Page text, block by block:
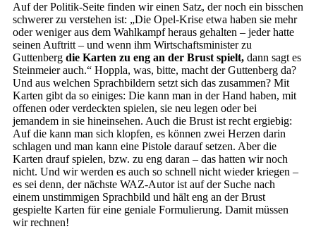
Auf der Politik-Seite finden wir einen Satz, der noch ein bisschen
schwerer zu verstehen ist: „Die Opel-Krise etwa haben sie mehr
oder weniger aus dem Wahlkampf heraus gehalten – jeder hatte
seinen Auftritt – und wenn ihm Wirtschaftsminister zu
Guttenberg die Karten zu eng an der Brust spielt, dann sagt es
Steinmeier auch.“ Hoppla, was, bitte, macht der Guttenberg da?
Und aus welchen Sprachbildern setzt sich das zusammen? Mit
Karten gibt da so einiges: Die kann man in der Hand haben, mit
offenen oder verdeckten spielen, sie neu legen oder bei
jemandem in sie hineinsehen. Auch die Brust ist recht ergiebig:
Auf die kann man sich klopfen, es können zwei Herzen darin
schlagen und man kann eine Pistole darauf setzen. Aber die
Karten drauf spielen, bzw. zu eng daran – das hatten wir noch
nicht. Und wir werden es auch so schnell nicht wieder kriegen –
es sei denn, der nächste WAZ-Autor ist auf der Suche nach
einem unstimmigen Sprachbild und hält eng an der Brust
gespielte Karten für eine geniale Formulierung. Damit müssen
wir rechnen!